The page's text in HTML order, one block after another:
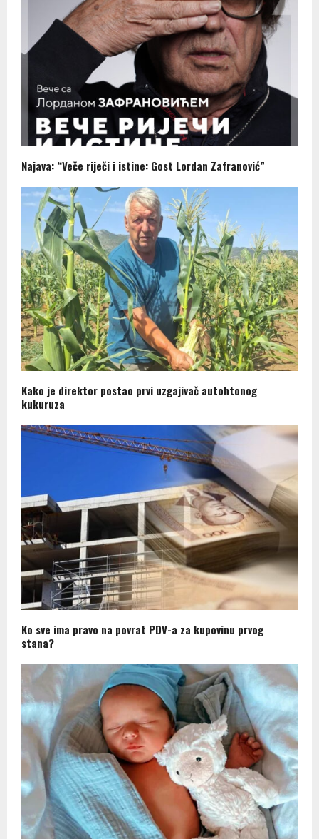
Najava: “Veče riječi i istine: Gost Lordan Zafranović”
Kako je direktor postao prvi uzgajivač autohtonog
kukuruza
Ko sve ima pravo na povrat PDV-a za kupovinu prvog
stana?